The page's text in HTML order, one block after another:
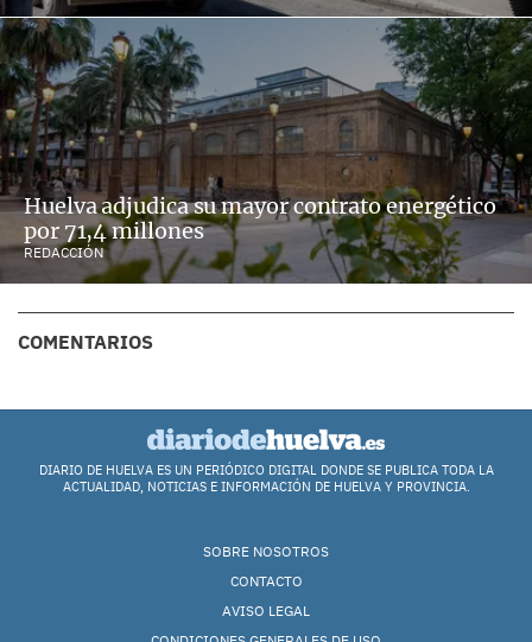
Huelva adjudica su mayor contrato energético
por 71,4 millones
REDACCIÓN
COMENTARIOS
DIARIO DE HUELVA ES UN PERIÓDICO DIGITAL DONDE SE PUBLICA TODA LA
ACTUALIDAD, NOTICIAS E INFORMACIÓN DE HUELVA Y PROVINCIA.
SOBRE NOSOTROS
CONTACTO
AVISO LEGAL